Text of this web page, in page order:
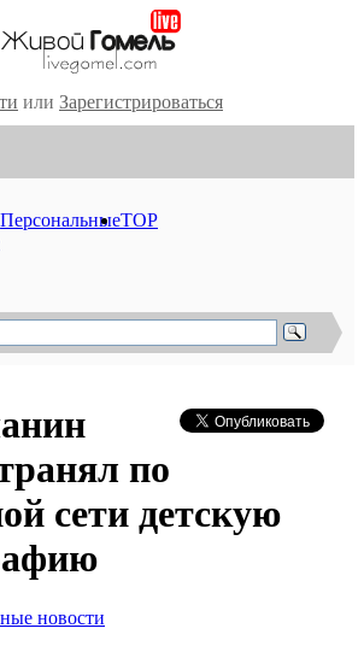
или Зарегистрироваться
ПерсональныеTOP
по
сети детскую
новости